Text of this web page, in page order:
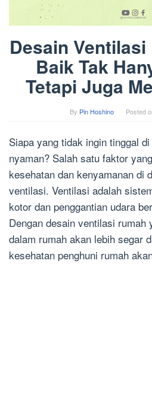
Desain
Baik Tak
Tetapi Juga
By Pin Hoshino Posted
Siapa yang tidak ingin tinggal
nyaman? Salah satu faktor
kesehatan dan kenyamanan di
ventilasi. Ventilasi adalah
kotor dan penggantian udara
Dengan desain ventilasi rumah
dalam rumah akan lebih segar
kesehatan penghuni rumah